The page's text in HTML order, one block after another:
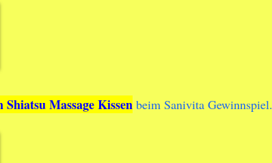
Shiatsu Massage Kissenbeim Sanivita Gewinnspiel.